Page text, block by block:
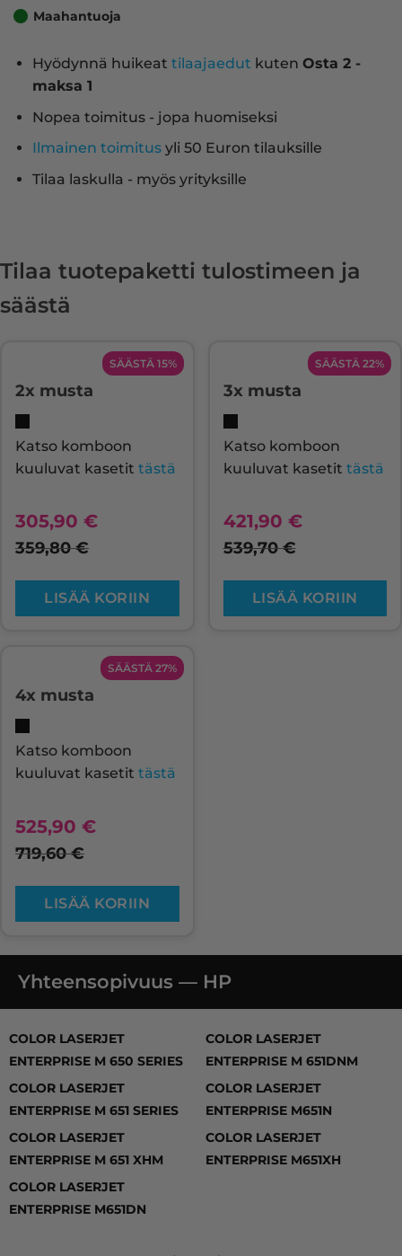
Maahantuoja
Hyödynnä huikeat tilaajaedut kuten Osta 2 -
maksa 1
Nopea toimitus - jopa huomiseksi
Ilmainen toimitusyli 50 Euron tilauksille
Tilaa laskulla - myös yrityksille
Tilaa tuotepaketti tulostimeen ja
säästä
SÄÄSTÄ 15%
2x musta
Katso komboon
kuuluvat kasetit tästä
305,90 €
359,80€
LISÄÄ KORIIN
SÄÄSTÄ 22%
3x musta
Katso komboon
kuuluvat kasetit tästä
421,90 €
539,70€
LISÄÄ KORIIN
SÄÄSTÄ 27%
4x musta
Katso komboon
kuuluvat kasetit tästä
525,90 €
719,60€
LISÄÄ KORIIN
Yhteensopivuus — HP
COLOR LASERJET
ENTERPRISE M 650 SERIES
COLOR LASERJET
ENTERPRISE M 651 SERIES
COLOR LASERJET
ENTERPRISE M 651 XHM
COLOR LASERJET
ENTERPRISE M651DN
COLOR LASERJET
ENTERPRISE M 651DNM
COLOR LASERJET
ENTERPRISE M651N
COLOR LASERJET
ENTERPRISE M651XH